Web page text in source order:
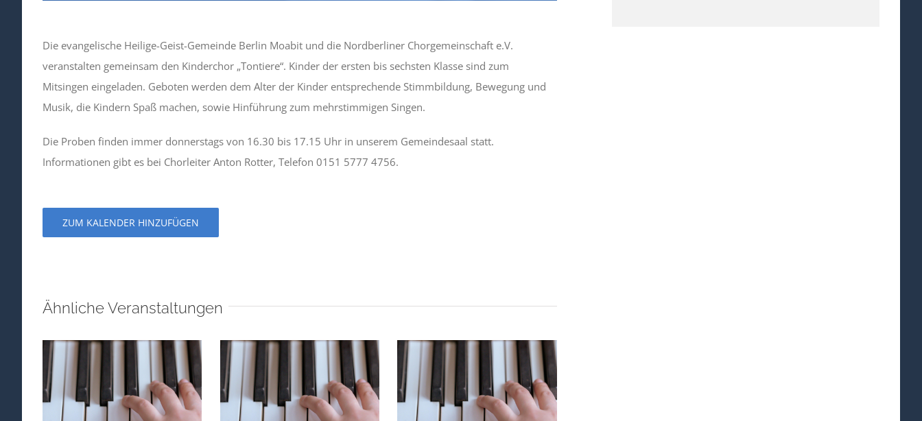
Die evangelische Heilige-Geist-Gemeinde Berlin Moabit und die Nordberliner Chorgemeinschaft e.V.
veranstalten gemeinsam den Kinderchor „Tontiere“. Kinder der ersten bis sechsten Klasse sind zum
Mitsingen eingeladen. Geboten werden dem Alter der Kinder entsprechende Stimmbildung, Bewegung und
Musik, die Kindern Spaß machen, sowie Hinführung zum mehrstimmigen Singen.
Die Proben finden immer donnerstags von 16.30 bis 17.15 Uhr in unserem Gemeindesaal statt.
Informationen gibt es bei Chorleiter Anton Rotter, Telefon 0151 5777 4756.
ZUM KALENDER HINZUFÜGEN
Ähnliche Veranstaltungen